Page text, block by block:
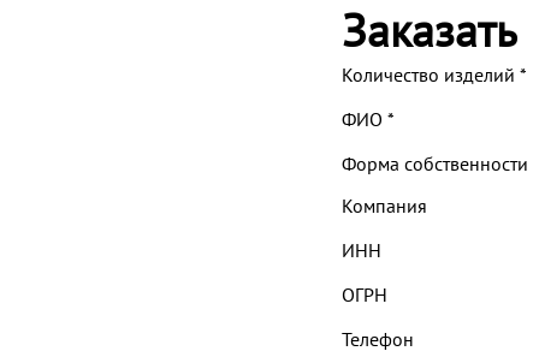
Заказать
Количество изделий *
ФИО *
Форма собственности
Компания
ИНН
ОГРН
Телефон